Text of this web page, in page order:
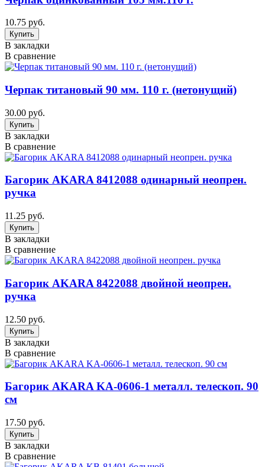
10.75 руб.
В закладки
В сравнение
Черпак титановый 90 мм. 110 г. (нетонущий)
30.00 руб.
В закладки
В сравнение
Багорик AKARA 8412088 одинарный неопрен.
ручкa
11.25 руб.
В закладки
В сравнение
Багорик AKARA 8422088 двойной неопрен.
ручкa
12.50 руб.
В закладки
В сравнение
Багорик AKARA KA-0606-1 металл. телескоп. 90
см
17.50 руб.
В закладки
В сравнение